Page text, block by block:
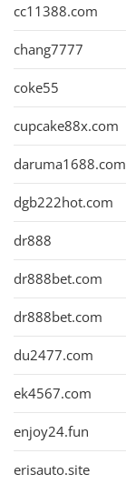
cc11388.com
chang7777
coke55
cupcake88x.com
daruma1688.com
dgb222hot.com
dr888
dr888bet.com
dr888bet.com
du2477.com
ek4567.com
enjoy24.fun
erisauto.site